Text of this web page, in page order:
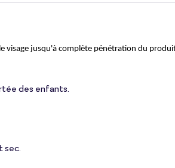
visage jusqu'à complète pénétration du
des enfants.
sec.